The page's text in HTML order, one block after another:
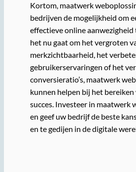
Kortom, maatwerk
bedrijven de mogelijkheid om
effectieve online aanwezigheid
het nu gaat om het vergroten
merkzichtbaarheid, het
gebruikerservaringen of het
conversieratio’s, maatwerk
kunnen helpen bij het
succes. Investeer in maatwerk
en geef uw bedrijf de beste
en te gedijen in de digitale